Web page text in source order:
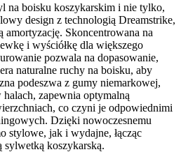
na boisku koszykarskim i nie tylko,
design z technologią Dreamstrike,
amortyzację. Skoncentrowana na
i wyściółkę dla większego
pozwala na dopasowanie,
naturalne ruchy na boisku, aby
podeszwa z gumy niemarkowej,
zapewnia optymalną
co czyni je odpowiednimi
Dzięki nowoczesnemu
stylowe, jak i wydajne, łącząc
sylwetką koszykarską.